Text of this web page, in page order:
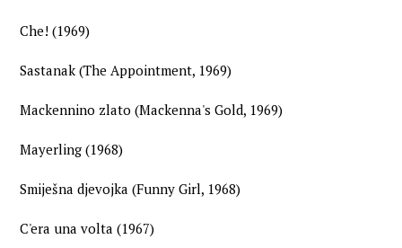
Che! (1969)
Sastanak (The Appointment, 1969)
Mackennino zlato (Mackenna's Gold, 1969)
Mayerling (1968)
Smiješna djevojka (Funny Girl, 1968)
C'era una volta (1967)